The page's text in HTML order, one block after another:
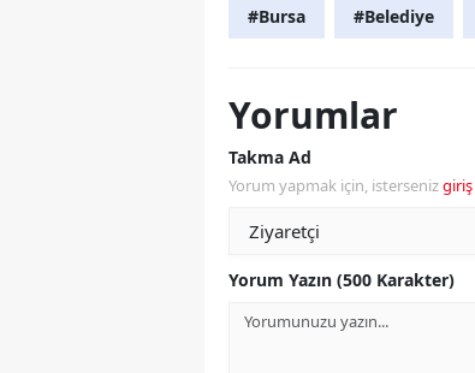
#Bursa #Belediye
Yorumlar
Takma Ad
Yorum yapmak için, istersenizgiriş
Yorum Yazın (500 Karakter)